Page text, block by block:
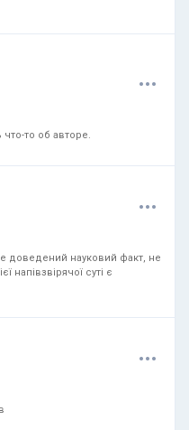
...
то об авторе.
...
доведений науковий факт, не
напівзвірячої суті є
...